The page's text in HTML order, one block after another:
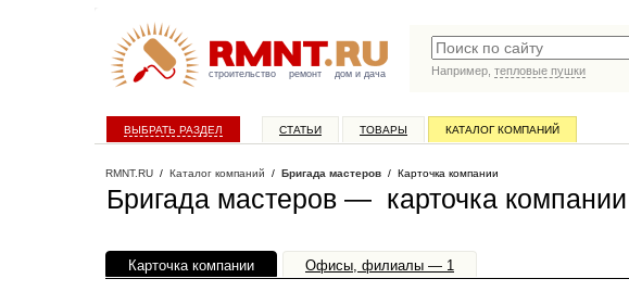
строительство ремонт дом и дача
Например, тепловые пушки
ВЫБРАТЬ РАЗДЕЛ СТАТЬИ ТОВАРЫ КАТАЛОГ КОМПАНИЙ
RMNT.RU / Каталог компаний / Бригада мастеров / Карточка компании
Бригада мастеров — карточка компании
Карточка компании Офисы, филиалы — 1